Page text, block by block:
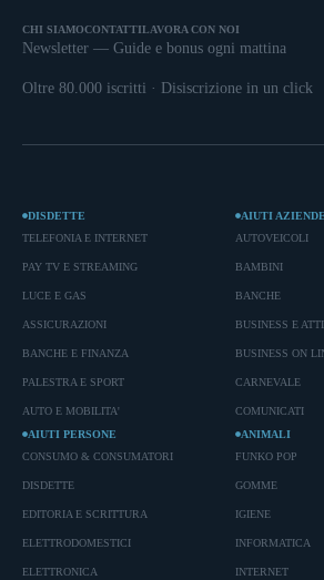
CHI SIAMOCONTATTILAVORA CON NOI
Newsletter — Guide e bonus ogni mattina
Oltre 80.000 iscritti · Disiscrizione in un click
DISDETTE
TELEFONIA E INTERNET
PAY TV E STREAMING
LUCE E GAS
ASSICURAZIONI
BANCHE E FINANZA
PALESTRA E SPORT
AUTO E MOBILITA'
AIUTI AZIENDE
AUTOVEICOLI
BAMBINI
BANCHE
BUSINESS E
BUSINESS ON
CARNEVALE
COMUNICATI
AIUTI PERSONE
CONSUMO & CONSUMATORI
DISDETTE
EDITORIA E SCRITTURA
ELETTRODOMESTICI
ELETTRONICA
ANIMALI
FUNKO POP
GOMME
IGIENE
INFORMATICA
INTERNET